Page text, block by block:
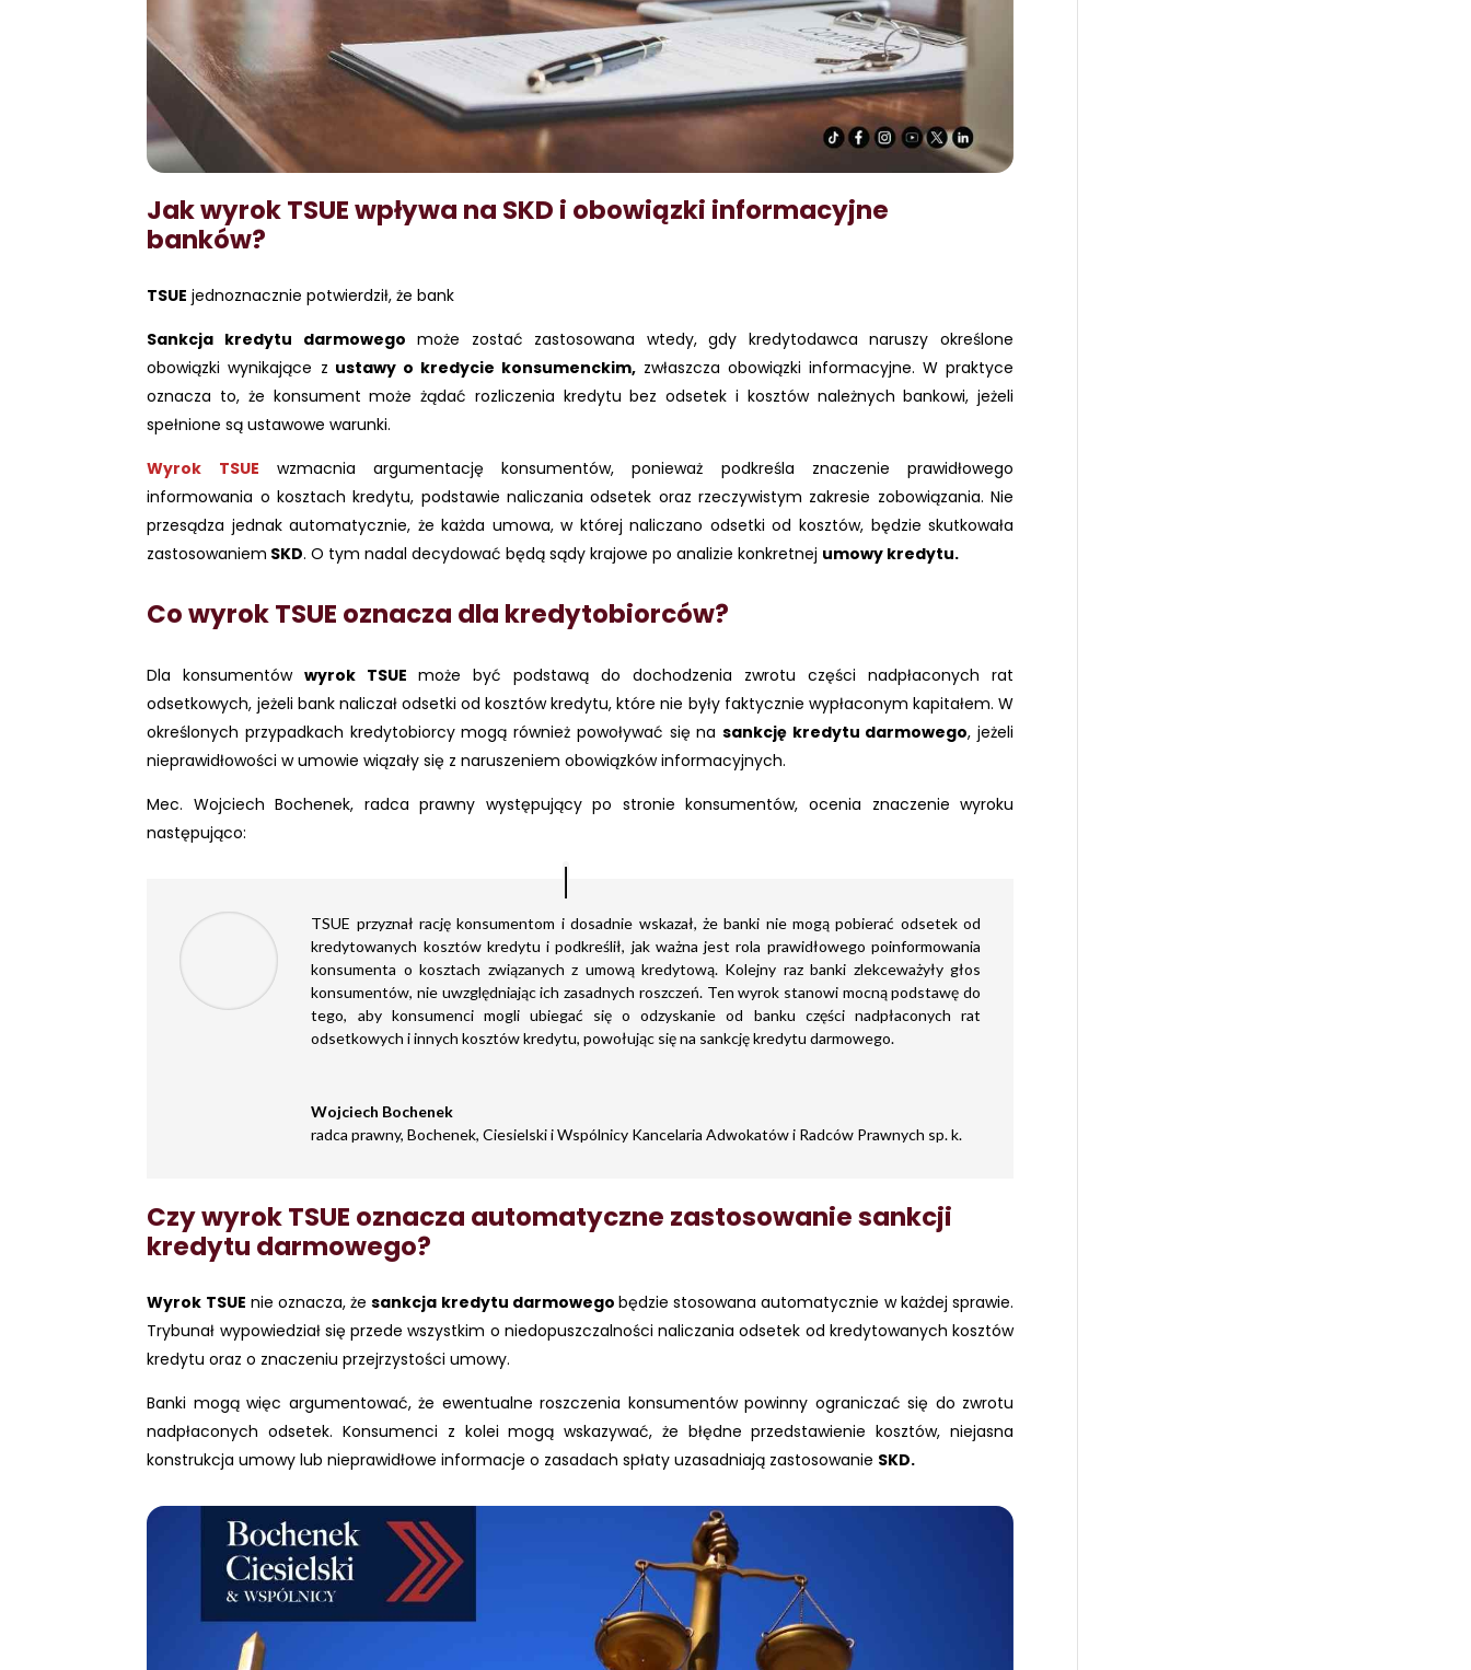
Jak wyrok TSUE wpływa na SKD i obowiązki informacyjne
banków?
TSUE jednoznacznie potwierdził, że bank
Sankcja kredytu darmowego może zostać zastosowana wtedy, gdy kredytodawca naruszy określone
obowiązki wynikające z ustawy o kredycie konsumenckim,zwłaszcza obowiązki informacyjne. W praktyce
oznacza to, że konsument może żądać rozliczenia kredytu bez odsetek i kosztów należnych bankowi, jeżeli
spełnione są ustawowe warunki.
Wyrok TSUE wzmacnia argumentację konsumentów, ponieważ podkreśla znaczenie prawidłowego
informowania o kosztach kredytu, podstawie naliczania odsetek oraz rzeczywistym zakresie zobowiązania. Nie
przesądza jednak automatycznie, że każda umowa, w której naliczano odsetki od kosztów, będzie skutkowała
zastosowaniem SKD. O tym nadal decydować będą sądy krajowe po analizie konkretnej umowy kredytu.
Co wyrok TSUE oznacza dla kredytobiorców?
Dla konsumentówwyrok TSUEmoże być podstawą do dochodzenia zwrotu części nadpłaconych rat
odsetkowych, jeżeli bank naliczał odsetki od kosztów kredytu, które nie były faktycznie wypłaconym kapitałem. W
określonych przypadkach kredytobiorcy mogą również powoływać się na sankcję kredytu darmowego, jeżeli
nieprawidłowości w umowie wiązały się z naruszeniem obowiązków informacyjnych.
Mec. Wojciech Bochenek, radca prawny występujący po stronie konsumentów, ocenia znaczenie wyroku
następująco:
TSUE przyznał rację konsumentom i dosadnie wskazał, że banki nie mogą pobierać odsetek od
kredytowanych kosztów kredytu i podkreślił, jak ważna jest rola prawidłowego poinformowania
konsumenta o kosztach związanych z umową kredytową. Kolejny raz banki zlekceważyły głos
konsumentów, nie uwzględniając ich zasadnych roszczeń. Ten wyrok stanowi mocną podstawę do
tego, aby konsumenci mogli ubiegać się o odzyskanie od banku części nadpłaconych rat
odsetkowych i innych kosztów kredytu, powołując się na sankcję kredytu darmowego.
Wojciech Bochenek
radca prawny, Bochenek, Ciesielski i Wspólnicy Kancelaria Adwokatów i Radców Prawnych sp. k.
Czy wyrok TSUE oznacza automatyczne zastosowanie sankcji
kredytu darmowego?
Wyrok TSUE nie oznacza, żesankcja kredytu darmowegobędzie stosowana automatycznie w każdej sprawie.
Trybunał wypowiedział się przede wszystkim o niedopuszczalności naliczania odsetek od kredytowanych kosztów
kredytu oraz o znaczeniu przejrzystości umowy.
Banki mogą więc argumentować, że ewentualne roszczenia konsumentów powinny ograniczać się do zwrotu
nadpłaconych odsetek. Konsumenci z kolei mogą wskazywać, że błędne przedstawienie kosztów, niejasna
konstrukcja umowy lub nieprawidłowe informacje o zasadach spłaty uzasadniają zastosowanie SKD.